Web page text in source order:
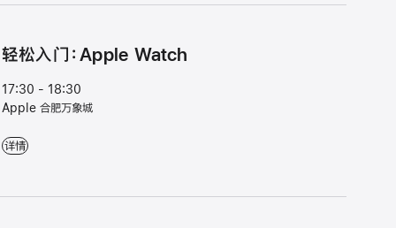
轻松入门：Apple Watch
17:30 - 18:30
Apple 合肥万象城
轻松入门：Apple Watch - 17:30 - 18:30 - Apple 合肥万象城
详情